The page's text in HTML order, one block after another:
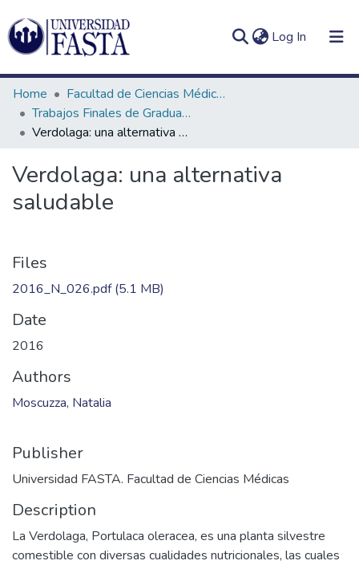
Log In (current)
Communities
&
Collections
In(current)
Home
Facultad de Ciencias Médicas
Trabajos Finales de Graduación de Licenciatura en Nutrición
Verdolaga: una alternativa saludable
Verdolaga: una alternativa
saludable
Files
2016_N_026.pdf(5.1 MB)
Date
2016
Authors
Moscuzza, Natalia
Publisher
Universidad FASTA. Facultad de Ciencias Médicas
Description
La Verdolaga, Portulaca oleracea, es una planta silvestre
comestible con diversas cualidades nutricionales, las cuales